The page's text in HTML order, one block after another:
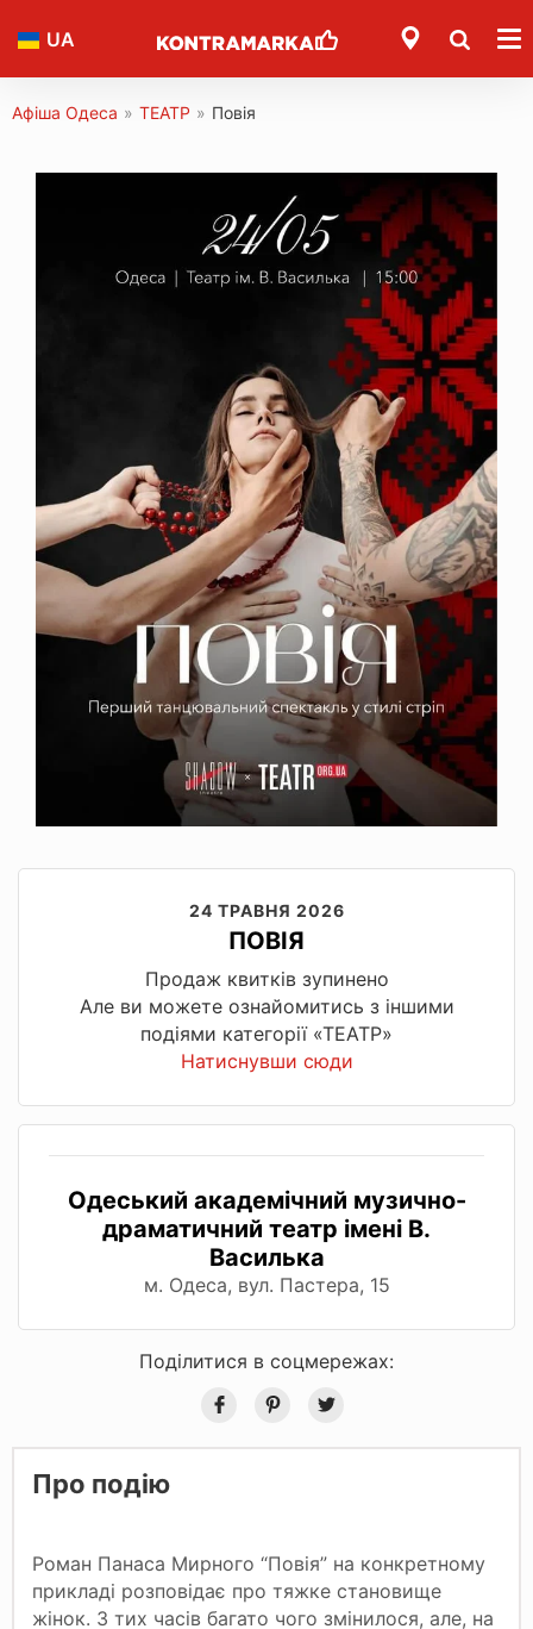
UA
Афіша Одеса » ТЕАТР » Повія
24 ТРАВНЯ 2026
ПОВІЯ
Продаж квитків зупинено
Але ви можете ознайомитись з іншими
подіями категорії «ТЕАТР»
Натиснувши сюди
Одеський академічний музично-
драматичний театр імені В.
Василька
м. Одеса, вул. Пастера, 15
Поділитися в соцмережах:
Про подію
Роман Панаса Мирного “Повія” на конкретному
прикладі розповідає про тяжке становище
жінок. З тих часів багато чого змінилося, але, на